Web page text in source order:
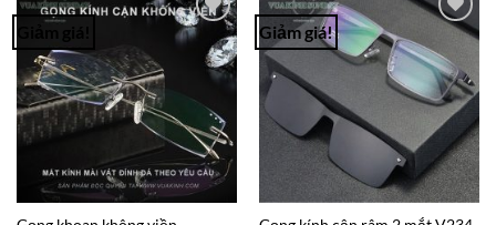
Add to
Wishlist
Giảm giá!
Add to
Wishlist